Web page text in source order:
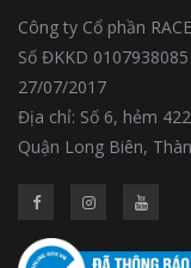
Công ty Cổ phần
Số ĐKKD
27/07/2017
Địa chỉ: Số 6, hẻm
Quận Long Biên,